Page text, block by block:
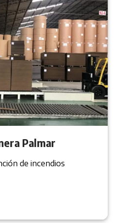
Palmar
de incendios